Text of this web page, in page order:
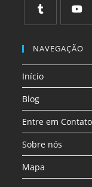
uma
aba
em
uma
aba
em
nova
aba
em
aba
NAVEGAÇÃO
Início
Blog
Entre em Contato
Sobre nós
Mapa